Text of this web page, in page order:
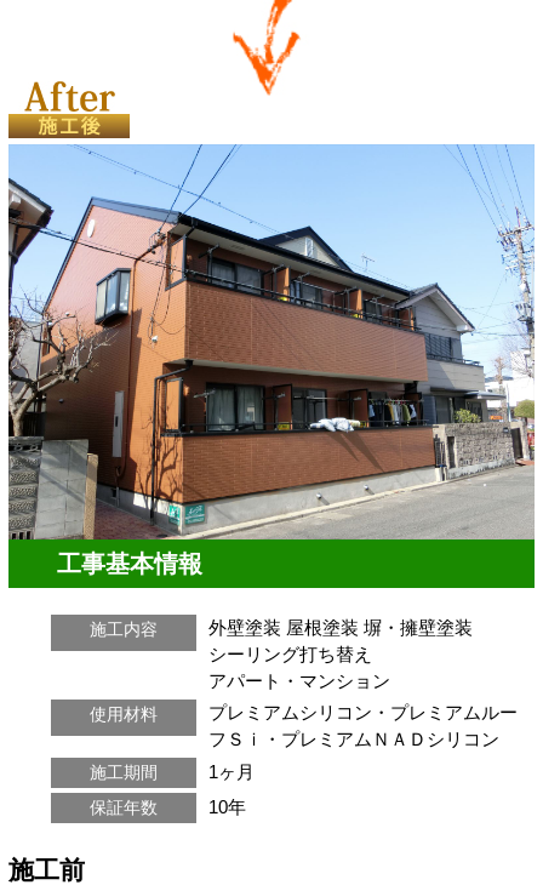
工事基本情報
施工内容 外壁塗装 屋根塗装 塀・擁壁塗装
シーリング打ち替え
アパート・マンション
使用材料
プレミアムシリコン・プレミアムルー
フＳｉ・プレミアムＮＡＤシリコン
施工期間 1ヶ月
保証年数 10年
施工前